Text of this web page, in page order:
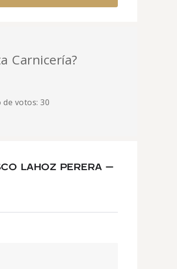
Carnicería?
de votos:30
LAHOZ PERERA –